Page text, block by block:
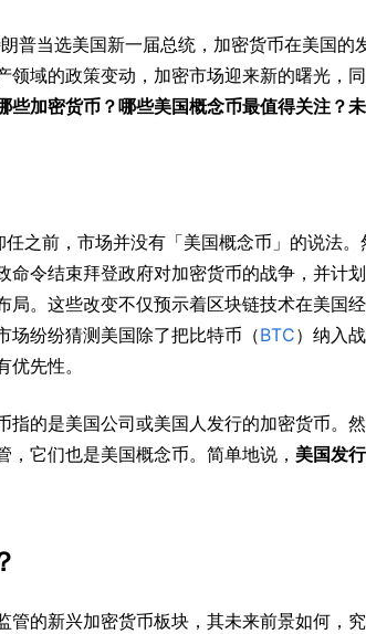
普当选美国新一届总统，加密货币在美国
领域的政策变动，加密市场迎来新的曙光，
些加密货币？哪些美国概念币最值得关注？
之前，市场并没有「美国概念币」的说法
命令结束拜登政府对加密货币的战争，并计
局。这些改变不仅预示着区块链技术在美国
场纷纷猜测美国除了把比特币（BTC）纳入
先性。
指的是美国公司或美国人发行的加密货币。
它们也是美国概念币。简单地说， 美国发
管的新兴加密货币板块，其未来前景如何，